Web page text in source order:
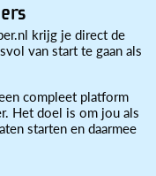
krijg je direct de
van start te gaan als
compleet platform
Het doel is om jou als
starten en daarmee